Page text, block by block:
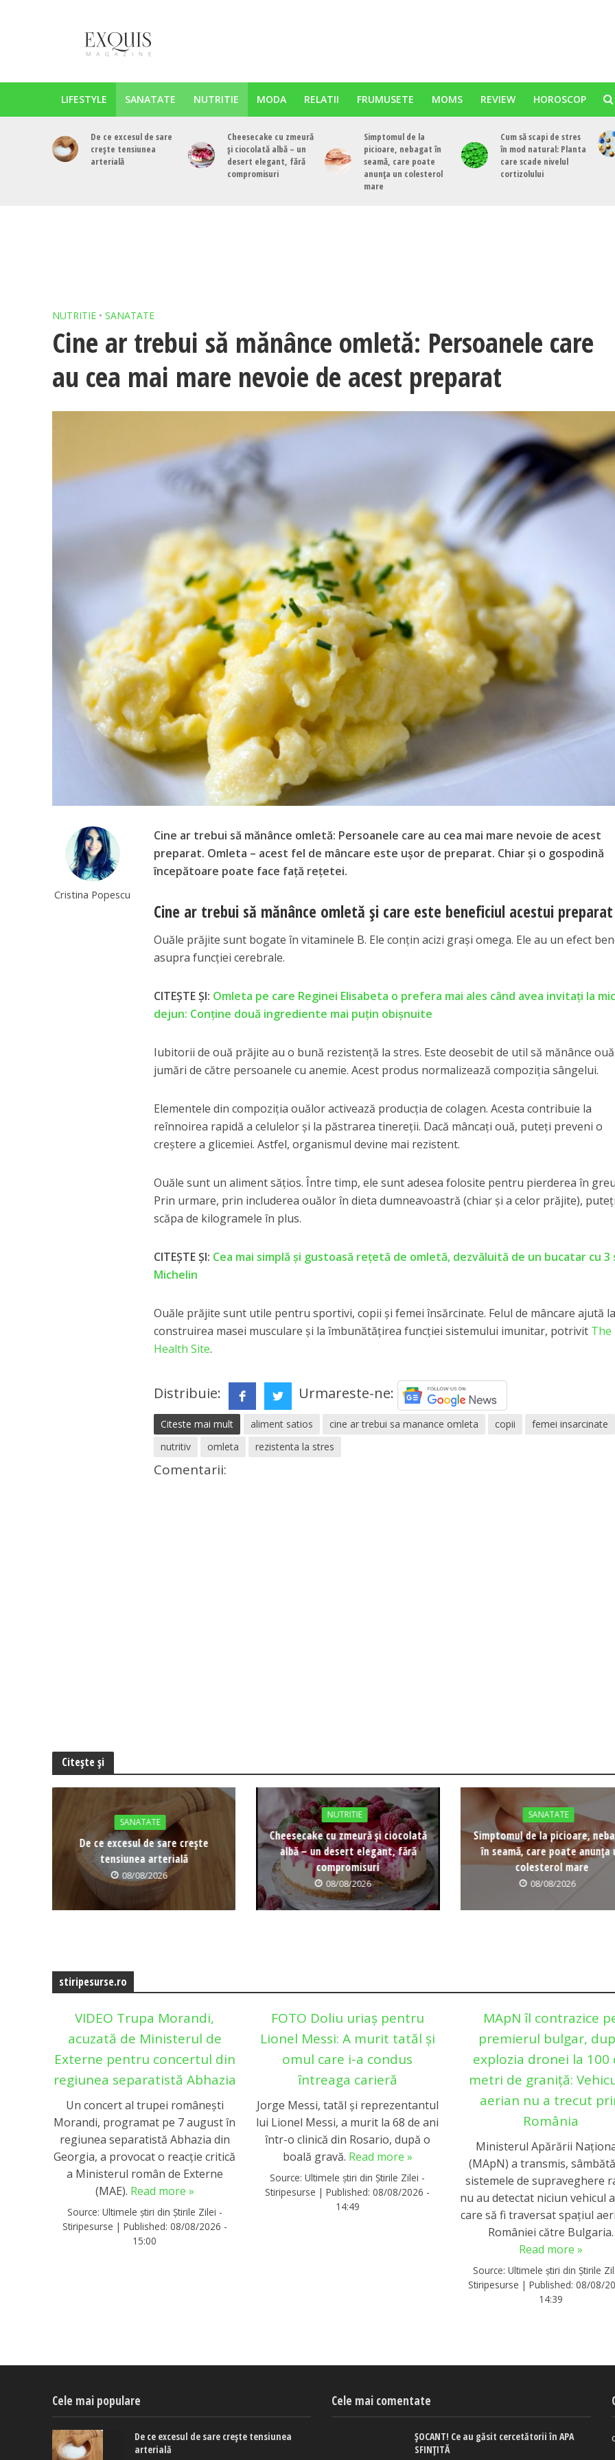
LIFESTYLE SANATATE NUTRITIE MODA RELATII FRUMUSETE MOMS REVIEW HOROSCOP
De ce excesul de sare
crește tensiunea
arterială
Cheesecake cu zmeură
și ciocolată albă – un
desert elegant, fără
compromisuri
Simptomul de la
picioare, nebagat în
seamă, care poate
anunța un colesterol
mare
Cum să scapi de stres
în mod natural: Planta
care scade nivelul
cortizolului
NUTRITIE • SANATATE
Cine ar trebui să mănânce omletă: Persoanele care
au cea mai mare nevoie de acest preparat
Cristina Popescu
Cine ar trebui să mănânce omletă: Persoanele care au cea mai mare nevoie de acest
preparat. Omleta – acest fel de mâncare este ușor de preparat. Chiar și o gospodină
începătoare poate face față rețetei.
Cine ar trebui să mănânce omletă și care este beneficiul acestui preparat
Ouăle prăjite sunt bogate în vitaminele B. Ele conțin acizi grași omega. Ele au un efect
asupra funcției cerebrale.
CITEȘTE ȘI: Omleta pe care Reginei Elisabeta o prefera mai ales când avea invitați la
dejun: Conține două ingrediente mai puțin obișnuite
Iubitorii de ouă prăjite au o bună rezistență la stres. Este deosebit de util să mănânce ouă
jumări de către persoanele cu anemie. Acest produs normalizează compoziția sângelui.
Elementele din compoziția ouălor activează producția de colagen. Acesta contribuie la
reînnoirea rapidă a celulelor și la păstrarea tinereții. Dacă mâncați ouă, puteți preveni o
creștere a glicemiei. Astfel, organismul devine mai rezistent.
Ouăle sunt un aliment sățios. Între timp, ele sunt adesea folosite pentru pierderea în
Prin urmare, prin includerea ouălor în dieta dumneavoastră (chiar și a celor prăjite),
scăpa de kilogramele în plus.
CITEȘTE ȘI: Cea mai simplă și gustoasă rețetă de omletă, dezvăluită de un bucatar cu
Michelin
Ouăle prăjite sunt utile pentru sportivi, copii și femei însărcinate. Felul de mâncare ajută
construirea masei musculare și la îmbunătățirea funcției sistemului imunitar, potrivit The
Health Site.
Distribuie: Urmareste-ne:
Citeste mai mult aliment satios cine ar trebui sa manance omleta copii
femei insarcinate
nutritiv
omleta rezistenta la stres
Comentarii:
Citește și
SANATATE
De ce excesul de sare crește
tensiunea arterială
08/08/2026
NUTRITIE
Cheesecake cu zmeură și ciocolată
albă – un desert elegant, fără
compromisuri
08/08/2026
SANATATE
Simptomul de la picioare,
în seamă, care poate anunța
colesterol mare
08/08/2026
stiripesurse.ro
VIDEO Trupa Morandi,
acuzată de Ministerul de
Externe pentru concertul din
regiunea separatistă Abhazia
Un concert al trupei românești
Morandi, programat pe 7 august în
regiunea separatistă Abhazia din
Georgia, a provocat o reacție critică
a Ministerul român de Externe
(MAE). Read more »
Source: Ultimele știri din Știrile Zilei -
Stiripesurse | Published: 08/08/2026 -
15:00
FOTO Doliu uriaș pentru
Lionel Messi: A murit tatăl și
omul care i-a condus
întreaga carieră
Jorge Messi, tatăl și reprezentantul
lui Lionel Messi, a murit la 68 de ani
într-o clinică din Rosario, după o
boală gravă. Read more »
Source:Ultimele știri din Știrile Zilei -
Stiripesurse |Published:08/08/2026 -
14:49
MApN îl contrazice
premierul bulgar,
explozia dronei la 100
metri de graniță:
aerian nu a trecut
România
Ministerul Apărării
(MApN) a transmis,
sistemele de supraveghere
nu au detectat niciun vehicul
care să fi traversat spațiul
României către Bulgaria.
Read more »
Source:Ultimele știri din Știrile
Stiripesurse |Published:08/08/
14:39
Cele mai populare
De ce excesul de sare crește tensiunea
arterială
Cele mai comentate
ȘOCANT! Ce au găsit cercetătorii în APA
SFINȚITĂ